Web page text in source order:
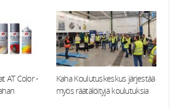
AT Color -
Kaha Koulutuskeskus järjestää
myös räätälöityjä koulutuksia